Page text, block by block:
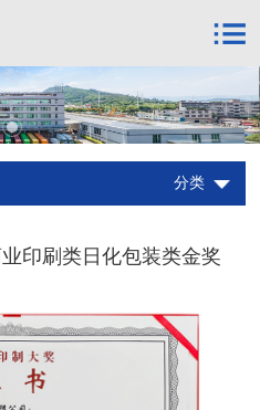
分类
印刷类日化包装类金奖